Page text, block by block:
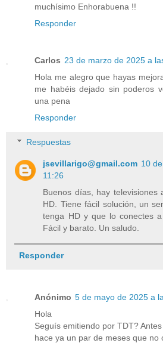
muchísimo Enhorabuena !!
Responder
Carlos 23 de marzo de 2025 a
Hola me alegro que hayas
me habéis dejado sin poderos
una pena
Responder
Respuestas
jsevillarigo@gmail.com 10
11:26
Buenos días, hay televisiones
HD. Tiene fácil solución, un
tenga HD y que lo conectes
Fácil y barato. Un saludo.
Responder
Anónimo 5 de mayo de 2025 a
Hola
Seguís emitiendo por TDT?
hace ya un par de meses que no